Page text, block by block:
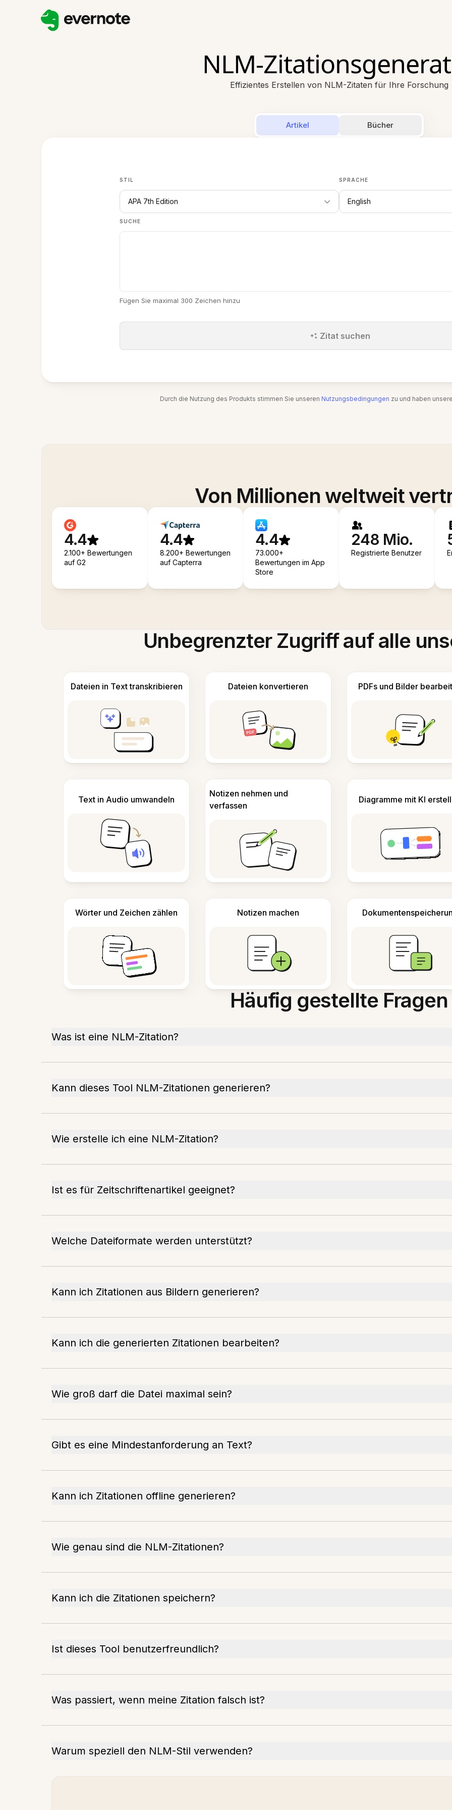
NLM-
Effizientes Erstellen von NLM-Zitaten für Ihre Forschung
Artikel Bücher
STIL
APA 7th Edition
SPRACHE
English
SUCHE
Fügen Sie maximal 300 Zeichen hinzu
Zitat suchen
Durch die Nutzung des Produkts stimmen Sie unseren Nutzungsbedingungen zu und haben
Von Millionen weltweit
4.4
2.100+ Bewertungen
auf G2
4.4
8.200+ Bewertungen
auf Capterra
4.4
73.000+
Bewertungen im App
Store
248 Mio.
Registrierte Benutzer
Unbegrenzter Zugriff auf alle
Dateien in Text transkribieren Dateien konvertieren PDFs und Bilder
Text in Audio umwandeln
Notizen nehmen und
verfassen
Diagramme mit KI
Wörter und Zeichen zählen Notizen machen
Häufig gestellte Fragen
Was ist eine NLM-Zitation?
Kann dieses Tool NLM-Zitationen generieren?
Wie erstelle ich eine NLM-Zitation?
Ist es für Zeitschriftenartikel geeignet?
Welche Dateiformate werden unterstützt?
Kann ich Zitationen aus Bildern generieren?
Kann ich die generierten Zitationen bearbeiten?
Wie groß darf die Datei maximal sein?
Gibt es eine Mindestanforderung an Text?
Kann ich Zitationen offline generieren?
Wie genau sind die NLM-Zitationen?
Kann ich die Zitationen speichern?
Ist dieses Tool benutzerfreundlich?
Was passiert, wenn meine Zitation falsch ist?
Warum speziell den NLM-Stil verwenden?